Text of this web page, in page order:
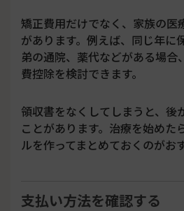
矯正費用だけでなく、家族の医
があります。例えば、同じ年に
弟の通院、薬代などがある場合
費控除を検討できます。
領収書をなくしてしまうと、後
ことがあります。治療を始めた
ルを作ってまとめておくのがお
支払い方法を確認する